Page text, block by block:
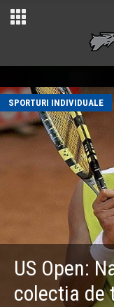
SPORTURI INDIVIDUALE
US Open:
colectia de